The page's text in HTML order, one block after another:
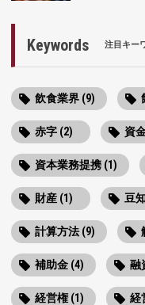
Keywords 注目キー
飲食業界 (9)
赤字 (2) 資
資本業務提携 (1)
財産 (1) 豆
計算方法 (9)
補助金 (4) 融
経営権 (1) 経